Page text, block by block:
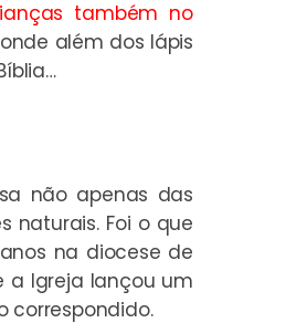
também no
além dos lápis
não apenas das
naturais. Foi o que
na diocese de
a Igreja lançou um
correspondido.